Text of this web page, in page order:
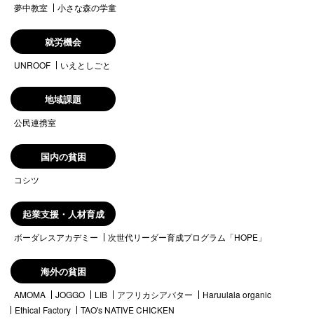
夢中教室 小さな森の学童
就労機会
UNROOF いえとしごと
地域課題
公民連携室
国内の貧困
コシツ
起業支援・人材育成
ボーダレスアカデミー 次世代リーダー育成プログラム「HOPE」
海外の貧困
AMOMA JOGGO LIB アフリカシアバター
Haruulala organic
Ethical Factory
TAO's NATIVE CHICKEN